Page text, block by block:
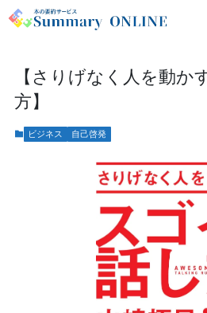
【さりげなく人を動か
方】
ビジネス 自己啓発